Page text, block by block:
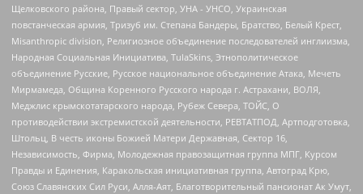
Щелковского района, Правый сектор, УНА - УНСО, Украинская
повстанческая армия, Тризуб им. Степана Бандеры, Братство, Белый Крест,
Misanthropic division, Религиозное объединение последователей инглиизма,
Народная Социальная Инициатива, TulaSkins, Этнополитическое
объединение Русские, Русское национальное объединение Атака, Мечеть
Мирмамеда, Община Коренного Русского народа г. Астрахани, ВОЛЯ,
Меджлис крымскотатарского народа, Рубеж Севера, ТОЙС, О
противодействии экстремистской деятельности, РЕВТАТПОД, Артподготовка,
Штольц, В честь иконы Божией Матери Державная, Сектор 16,
Независимость, Фирма, Молодежная правозащитная группа МПГ, Курсом
Правды и Единения, Каракольская инициативная группа, Автоград Крю,
Союз Славянских Сил Руси, Алля-Аят, Благотворительный пансионат Ак Умут,